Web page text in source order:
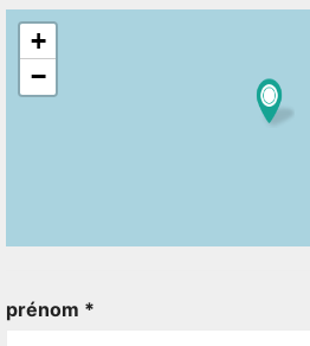
+
−
prénom *